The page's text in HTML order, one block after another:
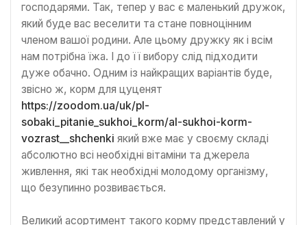
господарями. Так, тепер у вас є маленький дружок,
який буде вас веселити та стане повноцінним
членом вашої родини. Але цьому дружку як і всім
нам потрібна їжа. І до її вибору слід підходити
дуже обачно. Одним із найкращих варіантів буде,
звісно ж, корм для цуценят
https://zoodom.ua/uk/pl-
sobaki_pitanie_sukhoi_korm/al-sukhoi-korm-
vozrast__shchenki який вже має у своєму складі
абсолютно всі необхідні вітаміни та джерела
живлення, які так необхідні молодому організму,
що безупинно розвивається.
Великий асортимент такого корму представлений у